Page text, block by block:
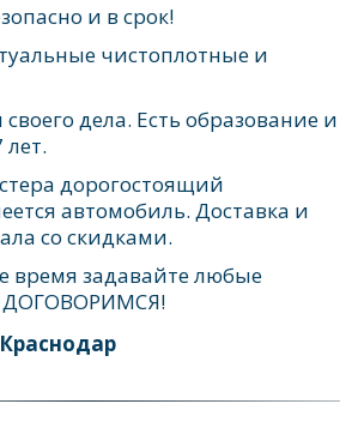
и в срок!
чистоплотные и
дела. Есть образование и
дорогостоящий
автомобиль. Доставка и
со скидками.
время задавайте любые
ДОГОВОРИМСЯ!